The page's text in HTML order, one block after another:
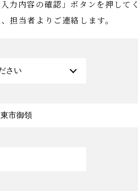
入力内容の確認」ボタンを押して
担当者よりご連絡します。